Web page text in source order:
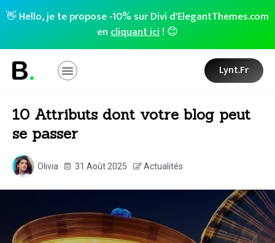
👋 Hello, je te propose -10% sur Divi d'ElegantThemes.com
encliquant ici! 😊
Lynt.fr
10 Attributs dont votre blog peut
se passer
Olivia 31 Août 2025 Actualités